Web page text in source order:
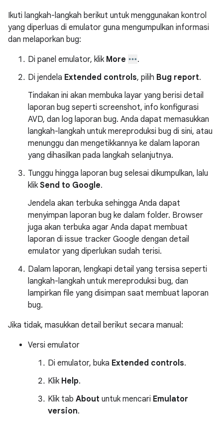
Ikuti langkah-langkah berikut untuk menggunakan kontrol
yang diperluas di emulator guna mengumpulkan informasi
dan melaporkan bug:
Di panel emulator, klik More
.
Di jendela Extended controls, pilih Bug report.
Tindakan ini akan membuka layar yang berisi detail
laporan bug seperti screenshot, info konfigurasi
AVD, dan log laporan bug. Anda dapat memasukkan
langkah-langkah untuk mereproduksi bug di sini, atau
menunggu dan mengetikkannya ke dalam laporan
yang dihasilkan pada langkah selanjutnya.
Tunggu hingga laporan bug selesai dikumpulkan, lalu
klik Send to Google.
Jendela akan terbuka sehingga Anda dapat
menyimpan laporan bug ke dalam folder. Browser
juga akan terbuka agar Anda dapat membuat
laporan di issue tracker Google dengan detail
emulator yang diperlukan sudah terisi.
Dalam laporan, lengkapi detail yang tersisa seperti
langkah-langkah untuk mereproduksi bug, dan
lampirkan file yang disimpan saat membuat laporan
bug.
Jika tidak, masukkan detail berikut secara manual:
Versi emulator
Di emulator, buka Extended controls.
Klik Help.
Klik tab About untuk mencari Emulator
version.